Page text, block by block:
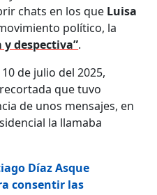
chats en los que Luisa
político, la
y despectiva”.
de julio del 2025,
que tuvo
de unos mensajes, en
la llamaba
Díaz Asque
consentir las